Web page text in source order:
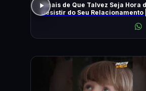
Sinais de Que Talvez Seja Hora
Desistir do Seu Relacionamento